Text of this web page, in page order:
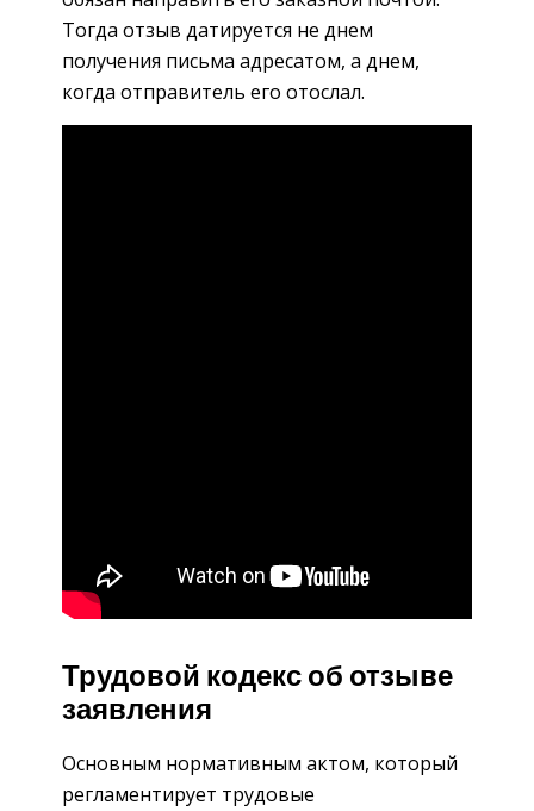
Тогда отзыв датируется не днем
получения письма адресатом, а днем,
когда отправитель его отослал.
Трудовой кодекс об отзыве
заявления
Основным нормативным актом, который
регламентирует трудовые